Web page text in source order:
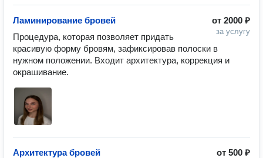
от 2000 ₽
за услугу
Ламинирование бровей
Процедура, которая позволяет придать
красивую форму бровям, зафиксировав полоски в
нужном положении. Входит архитектура, коррекция и
окрашивание.
от 500 ₽
Архитектура бровей